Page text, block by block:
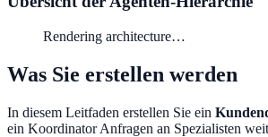
Rendering architecture…
Was Sie erstellen werden
In diesem Leitfaden erstellen Sie ein
ein Koordinator Anfragen an Spezialisten